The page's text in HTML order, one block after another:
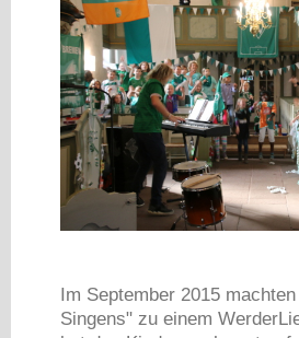
Im September 2015
Singens" zu einem